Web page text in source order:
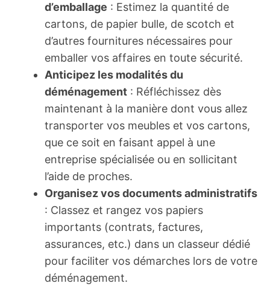
d’emballage : Estimez la quantité de
cartons, de papier bulle, de scotch et
d’autres fournitures nécessaires pour
emballer vos affaires en toute sécurité.
Anticipez les modalités du
déménagement : Réfléchissez dès
maintenant à la manière dont vous allez
transporter vos meubles et vos cartons,
que ce soit en faisant appel à une
entreprise spécialisée ou en sollicitant
l’aide de proches.
Organisez vos documents administratifs
: Classez et rangez vos papiers
importants (contrats, factures,
assurances, etc.) dans un classeur dédié
pour faciliter vos démarches lors de votre
déménagement.